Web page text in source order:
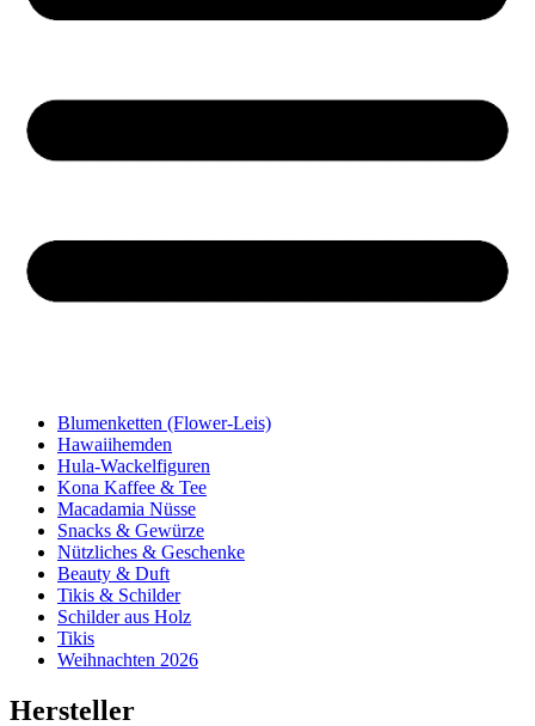
Blumenketten (Flower-Leis)
Hawaiihemden
Hula-Wackelfiguren
Kona Kaffee & Tee
Macadamia Nüsse
Snacks & Gewürze
Nützliches & Geschenke
Beauty & Duft
Tikis & Schilder
Schilder aus Holz
Tikis
Weihnachten 2026
Hersteller